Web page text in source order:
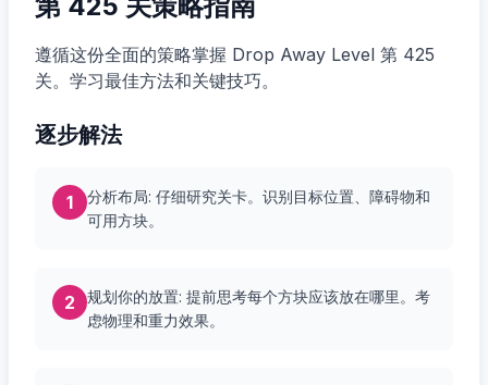
遵循这份全面的策略掌握 Drop Away Level 第 425
关。学习最佳方法和关键技巧。
逐步解法
1
分析布局: 仔细研究关卡。识别目标位置、障碍物和
可用方块。
2
规划你的放置: 提前思考每个方块应该放在哪里。考
虑物理和重力效果。